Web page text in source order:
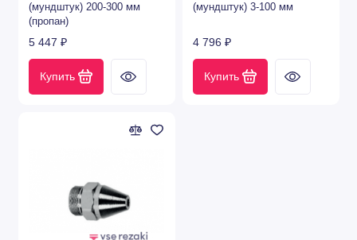
(мундштук) 200-300 мм
(пропан)
5 447 ₽
Купить
(мундштук) 3-100 мм
4 796 ₽
Купить